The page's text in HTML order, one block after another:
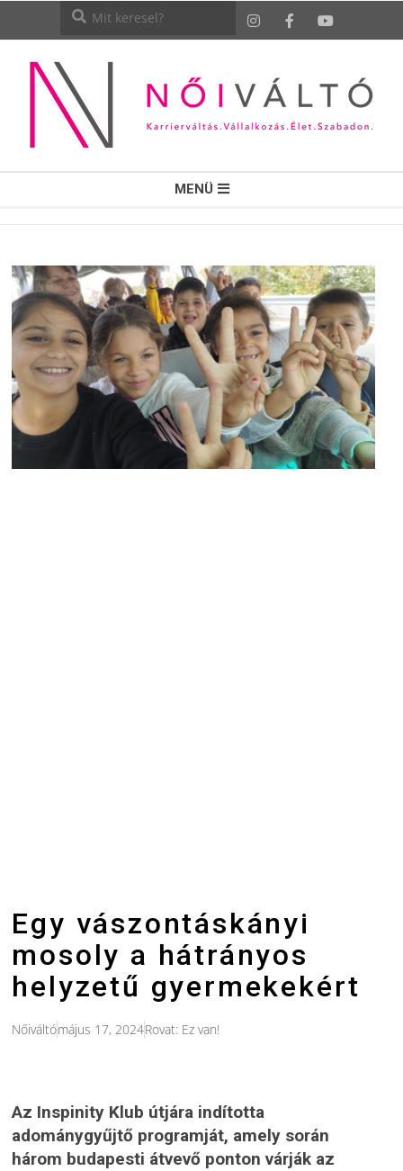
NŐI
VÁLTÓ
MENÜ
Egy vászontáskányi
mosoly a hátrányos
helyzetű gyermekekért
Nőiváltómájus 17, 2024Rovat: Ez van!
Az Inspinity Klub útjára indította
adománygyűjtő programját, amely során
három budapesti átvevő ponton várják az